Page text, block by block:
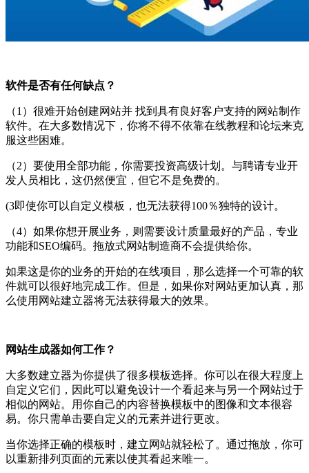
软件是否有任何缺点？
（1）很难开始创建网站并 找到具有良好客户支持的网站制作
软件。在大多数情况下，你将不得不依靠在线教程和论坛来克
服这些困难。
（2）要使用全部功能，你需要投资高级计划。与聘请专业开
发人员相比，这仍然便宜，但它不是免费的。
(3即使你可以自定义模板，也无法获得100％独特的设计。
（4）如果你想开展业务，则需要设计质量最好的产品，专业
功能和SEO编码。拖放式网站制造商不会提供给你。
如果这是你的业务的开始的在线项目，那么选择一个可靠的软
件就可以很好地完成工作。但是，如果你对网站更加认真，那
么使用网站建立器将无法获得最大的效果。
网站生成器如何工作？
大多数建立器为你提供了很多模板选择。你可以在很大程度上
自定义它们，因此可以避免设计一个看起来与另一个网站过于
相似的网站。用你自己的内容替换模板中的图像和文本很容
易。你只需单击要自定义的元素并进行更改。
当你选择正确的模板时，建立网站就轻松了。通过拖放，你可
以重新排列页面的元素以使其看起来唯一。